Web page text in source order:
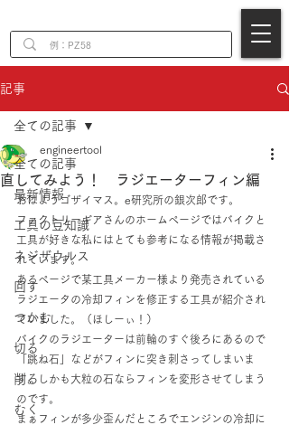
記事
全ての記事
最新情報
工具の豆知識
ネジザウルス
回す
つかむ
切る
削る
むく
全ての記事
直してみよう！ ラジエーターフィン編
engineertool
おはようゴザイマス。e研究所の銀次郎です。
ファクトリーギアさんのホームページではバイクと
工具が好きな私にはとても参考になる情報が掲載さ
れています。
あるページで某工具メーカー様より発売されている
ラジエータの冷却フィンを修正する工具が紹介され
ていました。（ほしーぃ！）
バイクのラジエーターは前輪のすぐ後ろにあるので
「跳ね石」などがフィンに突き刺さってしまいま
す。しかも大粒の石ならフィンを変形させてしまう
のです。
まぁフィンが多少歪んだところでエンジンの冷却に